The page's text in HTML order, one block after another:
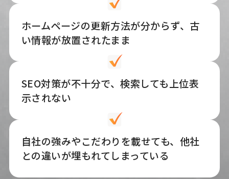
ホームページの更新方法が分からず、古
い情報が放置されたまま
SEO対策が不十分で、検索しても上位表
示されない
自社の強みやこだわりを載せても、他社
との違いが埋もれてしまっている